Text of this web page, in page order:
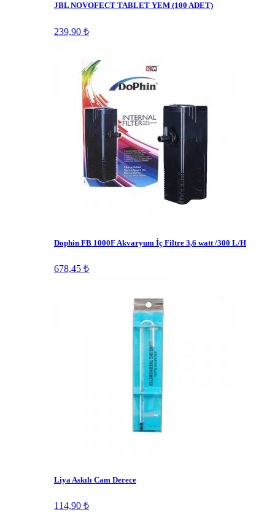
JBL NOVOFECT TABLET YEM (100 ADET)
239,90 ₺
Dophin FB 1000F Akvaryum İç Filtre 3,6 watt /300 L/H
678,45 ₺
Liya Askılı Cam Derece
114,90 ₺